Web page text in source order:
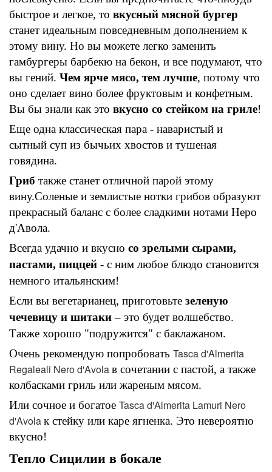
быстрое и легкое, то вкусный мясной бургер
станет идеальным повседневным дополнением к
этому вину. Но вы можете легко заменить
гамбургеры барбекю на бекон, и все подумают, что
вы гений. Чем ярче мясо, тем лучше, потому что
оно сделает вино более фруктовым и конфетным.
Вы бы знали как это вкусно со стейком на гриле!
Еще одна классическая пара - наваристый и
сытный суп из бычьих хвостов и тушеная
говядина.
Гриб также станет отличной парой этому
вину.Соленые и землистые нотки грибов образуют
прекрасный баланс с более сладкими нотами Неро
д'Авола.
Всегда удачно и вкусно со зрелыми сырами,
пастами, пиццей - с ним любое блюдо становится
немного итальянским!
Если вы вегетарианец, приготовьте зеленую
чечевицу и шитаки– это будет волшебство.
Также хорошо "подружится" с баклажаном.
Очень рекомендую попробовать Tasca d'Almerita
Regaleali Nero d'Avolaв сочетании с пастой, а также
колбасками гриль или жареным мясом.
Или сочное и богатое Tasca d'Almerita Lamuri Nero
d'Avolaк стейку или каре ягненка. Это невероятно
вкусно!
Тепло Сицилии в бокале